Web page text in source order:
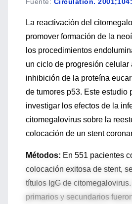
La reactivación del
promover formación de la
los procedimientos
un ciclo de progresión celular
inhibición de la proteína
de tumores p53. Este estudio
investigar los efectos de la
citomegalovirus sobre la
colocación de un stent
Métodos: En 551 pacientes
colocación exitosa de stent,
títulos IgG de
primarios y secundarios